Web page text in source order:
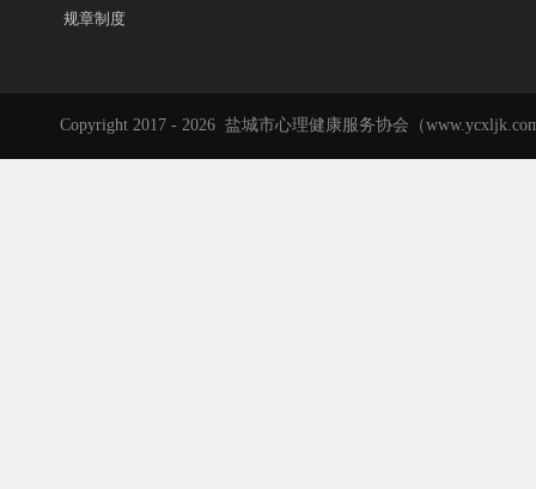
规章制度
Copyright 2017 - 2026 盐城市心理健康服务协会（